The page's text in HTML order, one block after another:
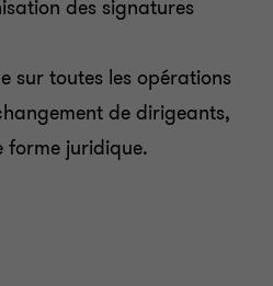
des signatures
sur toutes les opérations
de dirigeants,
forme juridique.